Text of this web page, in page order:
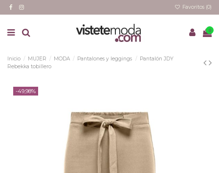
Favoritos (0)
0
Inicio MUJER MODA Pantalones y leggings
Pantalón JDY
Rebekka tobillero
-49,98%